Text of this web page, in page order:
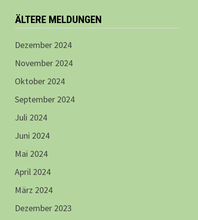
ÄLTERE MELDUNGEN
Dezember 2024
November 2024
Oktober 2024
September 2024
Juli 2024
Juni 2024
Mai 2024
April 2024
März 2024
Dezember 2023